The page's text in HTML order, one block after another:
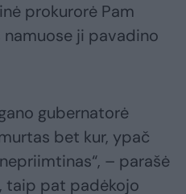
prokurorė Pam
ji pavadino
gubernatorė
bet kur, ypač
– parašė
taip pat padėkojo